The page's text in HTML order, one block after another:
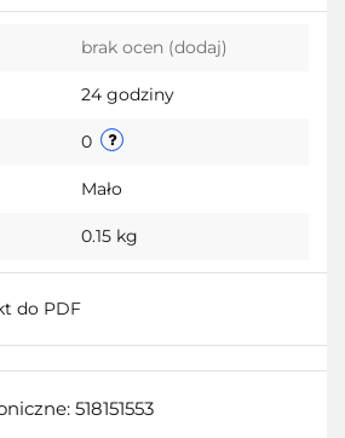
Do
brak ocen (dodaj)
24 godziny
0
Mało
0.15 kg
do PDF
518151553